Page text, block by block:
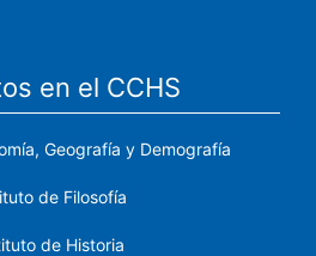
en el CCHS
Geografía y Demografía
de Filosofía
de Historia